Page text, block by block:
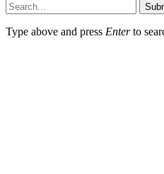
Type above and press Enterto